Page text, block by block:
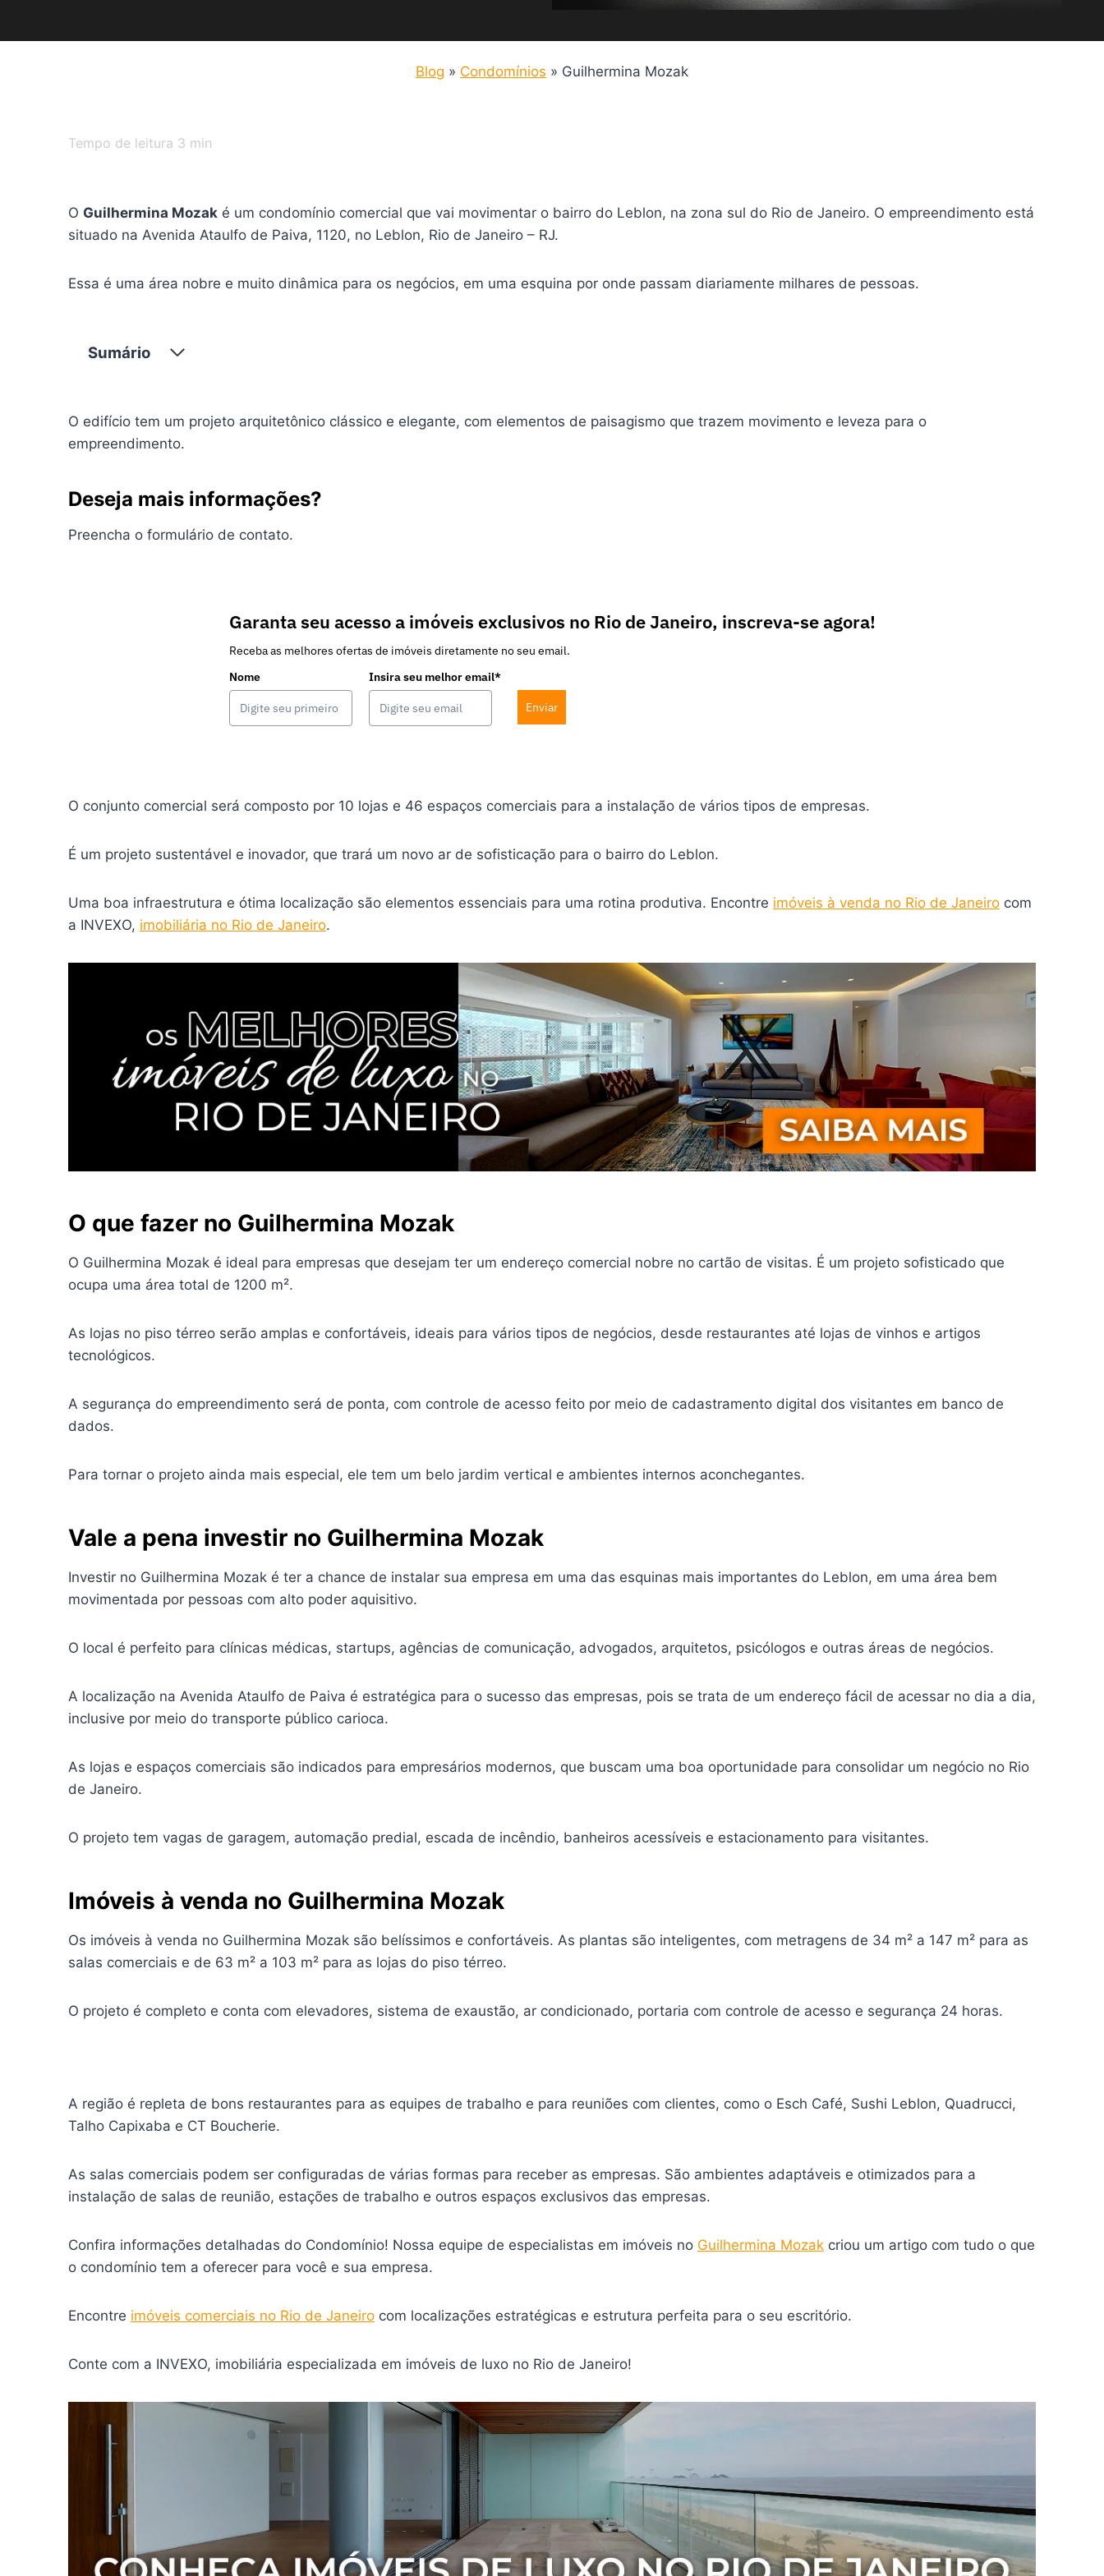
Blog » Condomínios » Guilhermina Mozak
Tempo de leitura 3 min
O Guilhermina Mozak é um condomínio comercial que vai movimentar o bairro do Leblon, na zona sul do Rio de Janeiro. O empreendimento está
situado na Avenida Ataulfo de Paiva, 1120, no Leblon, Rio de Janeiro – RJ.
Essa é uma área nobre e muito dinâmica para os negócios, em uma esquina por onde passam diariamente milhares de pessoas.
Sumário
O edifício tem um projeto arquitetônico clássico e elegante, com elementos de paisagismo que trazem movimento e leveza para o
empreendimento.
Deseja mais informações?
Preencha o formulário de contato.
Garanta seu acesso a imóveis exclusivos no Rio de Janeiro, inscreva-se agora!
Receba as melhores ofertas de imóveis diretamente no seu email.
Nome
Insira seu melhor email*
Enviar
O conjunto comercial será composto por 10 lojas e 46 espaços comerciais para a instalação de vários tipos de empresas.
É um projeto sustentável e inovador, que trará um novo ar de sofisticação para o bairro do Leblon.
Uma boa infraestrutura e ótima localização são elementos essenciais para uma rotina produtiva. Encontre imóveis à venda no Rio de Janeiro com
a INVEXO, imobiliária no Rio de Janeiro.
O que fazer no Guilhermina Mozak
O Guilhermina Mozak é ideal para empresas que desejam ter um endereço comercial nobre no cartão de visitas. É um projeto sofisticado que
ocupa uma área total de 1200 m².
As lojas no piso térreo serão amplas e confortáveis, ideais para vários tipos de negócios, desde restaurantes até lojas de vinhos e artigos
tecnológicos.
A segurança do empreendimento será de ponta, com controle de acesso feito por meio de cadastramento digital dos visitantes em banco de
dados.
Para tornar o projeto ainda mais especial, ele tem um belo jardim vertical e ambientes internos aconchegantes.
Vale a pena investir no Guilhermina Mozak
Investir no Guilhermina Mozak é ter a chance de instalar sua empresa em uma das esquinas mais importantes do Leblon, em uma área bem
movimentada por pessoas com alto poder aquisitivo.
O local é perfeito para clínicas médicas, startups, agências de comunicação, advogados, arquitetos, psicólogos e outras áreas de negócios.
A localização na Avenida Ataulfo de Paiva é estratégica para o sucesso das empresas, pois se trata de um endereço fácil de acessar no dia a dia,
inclusive por meio do transporte público carioca.
As lojas e espaços comerciais são indicados para empresários modernos, que buscam uma boa oportunidade para consolidar um negócio no Rio
de Janeiro.
O projeto tem vagas de garagem, automação predial, escada de incêndio, banheiros acessíveis e estacionamento para visitantes.
Imóveis à venda no Guilhermina Mozak
Os imóveis à venda no Guilhermina Mozak são belíssimos e confortáveis. As plantas são inteligentes, com metragens de 34 m² a 147 m² para as
salas comerciais e de 63 m² a 103 m² para as lojas do piso térreo.
O projeto é completo e conta com elevadores, sistema de exaustão, ar condicionado, portaria com controle de acesso e segurança 24 horas.
A região é repleta de bons restaurantes para as equipes de trabalho e para reuniões com clientes, como o Esch Café, Sushi Leblon, Quadrucci,
Talho Capixaba e CT Boucherie.
As salas comerciais podem ser configuradas de várias formas para receber as empresas. São ambientes adaptáveis e otimizados para a
instalação de salas de reunião, estações de trabalho e outros espaços exclusivos das empresas.
Confira informações detalhadas do Condomínio! Nossa equipe de especialistas em imóveis no Guilhermina Mozak criou um artigo com tudo o que
o condomínio tem a oferecer para você e sua empresa.
Encontre imóveis comerciais no Rio de Janeiro com localizações estratégicas e estrutura perfeita para o seu escritório.
Conte com a INVEXO, imobiliária especializada em imóveis de luxo no Rio de Janeiro!